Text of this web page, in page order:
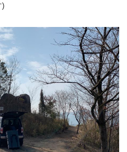
)